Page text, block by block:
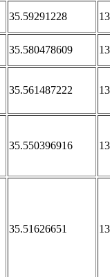
35.59291228
35.580478609
35.561487222
35.550396916
35.51626651